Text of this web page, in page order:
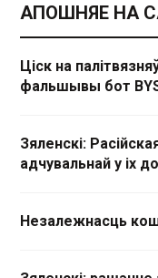
АПОШНЯЕ НА
Ціск на
фальшывы бот
Зяленскі:
адчувальнай у іх
Незалежнасць